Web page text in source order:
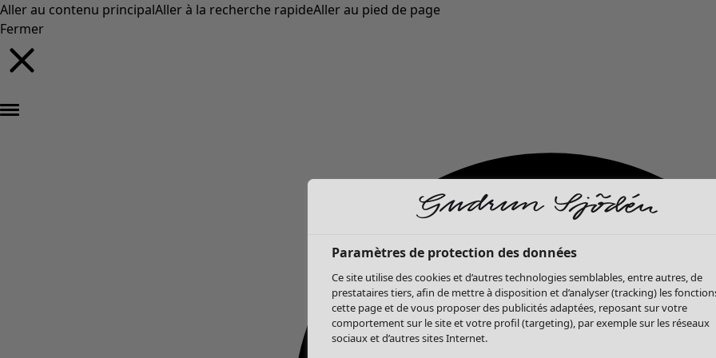
Aller au contenu principalAller à la recherche rapideAller au pied de page
Fermer
Paramètres de protection des données
Ce site utilise des cookies et d’autres technologies semblables, entre autres, de
prestataires tiers, afin de mettre à disposition et d’analyser (tracking) les
cette page et de vous proposer des publicités adaptées, reposant sur votre
comportement sur le site et votre profil (targeting), par exemple sur les réseaux
sociaux et d’autres sites Internet.